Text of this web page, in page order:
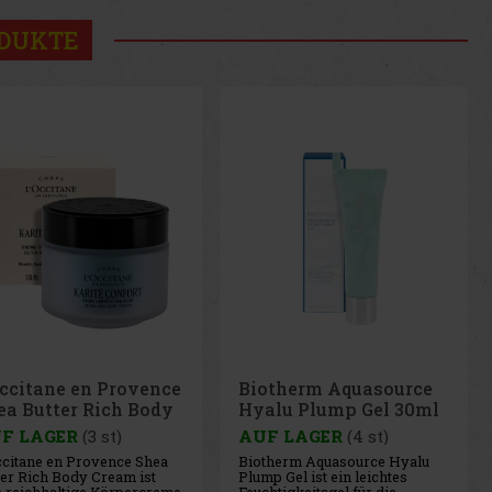
Aquasource
Plump Gel 30ml
LAGER (4 st)
Aquasource Hyalu
Gel ist ein leichtes
Biotherm Aquasource
Cica Nutri Cream 30ml
AUF LAGER (2 st)
Biotherm Aquasource Cica
Nutri Cream ist eine